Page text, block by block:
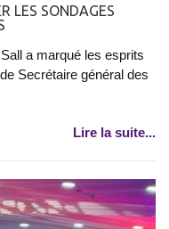
LES SONDAGES
a marqué les esprits
Secrétaire général des
Lire la suite...